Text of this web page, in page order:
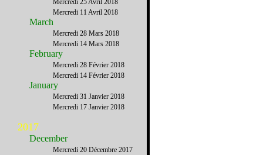
Mercredi 25 Avril 2018
Mercredi 11 Avril 2018
March
Mercredi 28 Mars 2018
Mercredi 14 Mars 2018
February
Mercredi 28 Février 2018
Mercredi 14 Février 2018
January
Mercredi 31 Janvier 2018
Mercredi 17 Janvier 2018
2017
December
Mercredi 20 Décembre 2017